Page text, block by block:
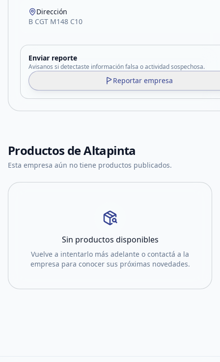
Dirección
B CGT M148 C10
Enviar reporte
Avisanos si detectaste información falsa o actividad sospechosa.
Reportar empresa
Productos deAltapinta
Esta empresa aún no tiene productos publicados.
Sin productos disponibles
Vuelve a intentarlo más adelante o contactá a la
empresa para conocer sus próximas novedades.